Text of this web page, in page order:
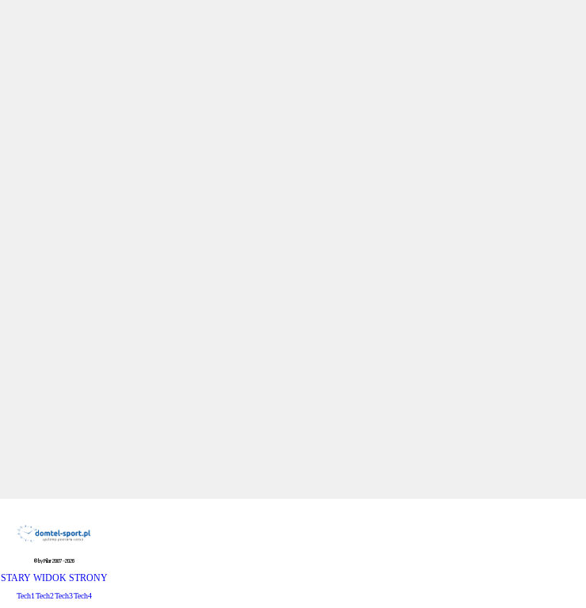
© by Pilar 2007-2026
STARY WIDOK STRONY
Tech1Tech2Tech3Tech4